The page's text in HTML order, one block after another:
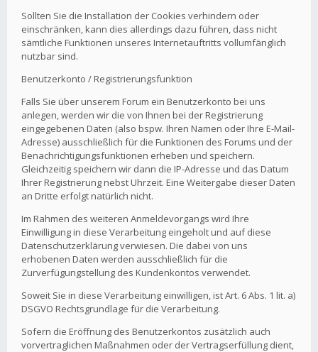
Sollten Sie die Installation der Cookies verhindern oder
einschränken, kann dies allerdings dazu führen, dass nicht
sämtliche Funktionen unseres Internetauftritts vollumfänglich
nutzbar sind.
Benutzerkonto / Registrierungsfunktion
Falls Sie über unserem Forum ein Benutzerkonto bei uns
anlegen, werden wir die von Ihnen bei der Registrierung
eingegebenen Daten (also bspw. Ihren Namen oder Ihre E-Mail-
Adresse) ausschließlich für die Funktionen des Forums und der
Benachrichtigungsfunktionen erheben und speichern.
Gleichzeitig speichern wir dann die IP-Adresse und das Datum
Ihrer Registrierung nebst Uhrzeit. Eine Weitergabe dieser Daten
an Dritte erfolgt natürlich nicht.
Im Rahmen des weiteren Anmeldevorgangs wird Ihre
Einwilligung in diese Verarbeitung eingeholt und auf diese
Datenschutzerklärung verwiesen. Die dabei von uns
erhobenen Daten werden ausschließlich für die
Zurverfügungstellung des Kundenkontos verwendet.
Soweit Sie in diese Verarbeitung einwilligen, ist Art. 6 Abs. 1 lit. a)
DSGVO Rechtsgrundlage für die Verarbeitung.
Sofern die Eröffnung des Benutzerkontos zusätzlich auch
vorvertraglichen Maßnahmen oder der Vertragserfüllung dient,